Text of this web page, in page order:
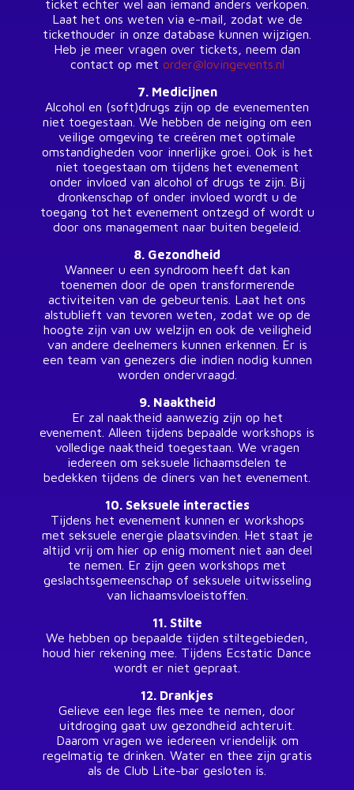
ticket echter wel aan iemand anders verkopen.
Laat het ons weten via e-mail, zodat we de
tickethouder in onze database kunnen wijzigen.
Heb je meer vragen over tickets, neem dan
contact op met order@lovingevents.nl
7. Medicijnen
Alcohol en (soft)drugs zijn op de evenementen
niet toegestaan. We hebben de neiging om een
veilige omgeving te creëren met optimale
omstandigheden voor innerlijke groei. Ook is het
niet toegestaan om tijdens het evenement
onder invloed van alcohol of drugs te zijn. Bij
dronkenschap of onder invloed wordt u de
toegang tot het evenement ontzegd of wordt u
door ons management naar buiten begeleid.
8. Gezondheid
Wanneer u een syndroom heeft dat kan
toenemen door de open transformerende
activiteiten van de gebeurtenis. Laat het ons
alstublieft van tevoren weten, zodat we op de
hoogte zijn van uw welzijn en ook de veiligheid
van andere deelnemers kunnen erkennen. Er is
een team van genezers die indien nodig kunnen
worden ondervraagd.
9. Naaktheid
Er zal naaktheid aanwezig zijn op het
evenement. Alleen tijdens bepaalde workshops is
volledige naaktheid toegestaan. We vragen
iedereen om seksuele lichaamsdelen te
bedekken tijdens de diners van het evenement.
10. Seksuele interacties
Tijdens het evenement kunnen er workshops
met seksuele energie plaatsvinden. Het staat je
altijd vrij om hier op enig moment niet aan deel
te nemen. Er zijn geen workshops met
geslachtsgemeenschap of seksuele uitwisseling
van lichaamsvloeistoffen.
11. Stilte
We hebben op bepaalde tijden stiltegebieden,
houd hier rekening mee. Tijdens Ecstatic Dance
wordt er niet gepraat.
12. Drankjes
Gelieve een lege fles mee te nemen, door
uitdroging gaat uw gezondheid achteruit.
Daarom vragen we iedereen vriendelijk om
regelmatig te drinken. Water en thee zijn gratis
als de Club Lite-bar gesloten is.